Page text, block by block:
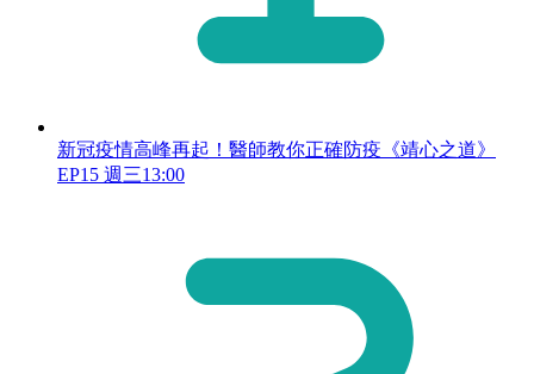
新冠疫情高峰再起！醫師教你正確防疫《靖心之道》
EP15 週三13:00